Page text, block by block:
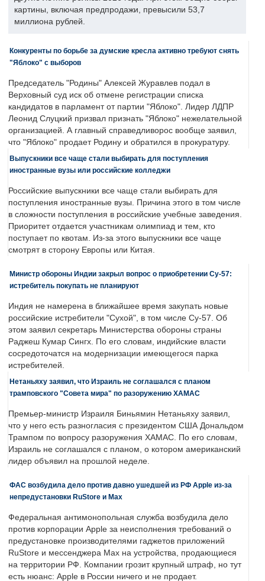
картины, включая предпродажи, превысили 53,7
миллиона рублей.
Конкуренты по борьбе за думские кресла активно требуют снять
"Яблоко" с выборов
Председатель "Родины" Алексей Журавлев подал в
Верховный суд иск об отмене регистрации списка
кандидатов в парламент от партии "Яблоко". Лидер ЛДПР
Леонид Слуцкий призвал признать "Яблоко" нежелательной
организацией. А главный справедливорос вообще заявил,
что "Яблоко" продает Родину и обратился в прокуратуру.
Выпускники все чаще стали выбирать для поступления
иностранные вузы или российские колледжи
Российские выпускники все чаще стали выбирать для
поступления иностранные вузы. Причина этого в том числе
в сложности поступления в российские учебные заведения.
Приоритет отдается участникам олимпиад и тем, кто
поступает по квотам. Из-за этого выпускники все чаще
смотрят в сторону Европы или Китая.
Министр обороны Индии закрыл вопрос о приобретении Су-57:
истребитель покупать не планируют
Индия не намерена в ближайшее время закупать новые
российские истребители "Сухой", в том числе Су-57. Об
этом заявил секретарь Министерства обороны страны
Раджеш Кумар Сингх. По его словам, индийские власти
сосредоточатся на модернизации имеющегося парка
истребителей.
Нетаньяху заявил, что Израиль не соглашался с планом
трамповского "Совета мира" по разоружению ХАМАС
Премьер-министр Израиля Биньямин Нетаньяху заявил,
что у него есть разногласия с президентом США Дональдом
Трампом по вопросу разоружения ХАМАС. По его словам,
Израиль не соглашался с планом, о котором американский
лидер объявил на прошлой неделе.
ФАС возбудила дело против давно ушедшей из РФ Apple из-за
непредустановки RuStore и Max
Федеральная антимонопольная служба возбудила дело
против корпорации Apple за неисполнения требований о
предустановке производителями гаджетов приложений
RuStore и мессенджера Max на устройства, продающиеся
на территории РФ. Компании грозит крупный штраф, но тут
есть нюанс: Apple в России ничего и не продает.